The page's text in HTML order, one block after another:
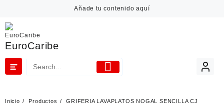
Añade tu contenido aquí
EuroCaribe
Inicio Productos GRIFERIA LAVAPLATOS NOGAL SENCILLA CJ